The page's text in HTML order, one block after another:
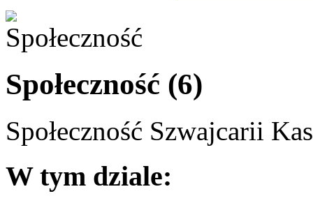
Społeczność (6)
Społeczność Szwajcarii
W tym dziale: